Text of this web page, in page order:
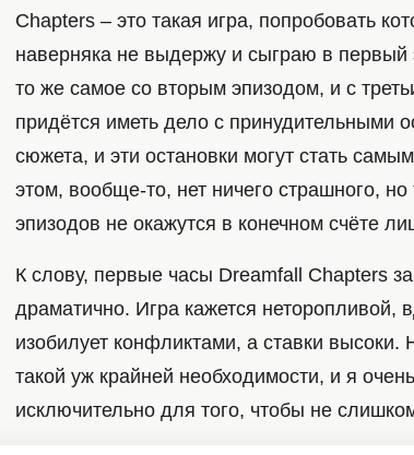
Chapters – это такая игра, попробовать
наверняка не выдержу и сыграю в первый
то же самое со вторым эпизодом, и с
придётся иметь дело с принудительными
сюжета, и эти остановки могут стать
этом, вообще-то, нет ничего страшного,
эпизодов не окажутся в конечном счёте
К слову, первые часы Dreamfall Chapters
драматично. Игра кажется неторопливой,
изобилует конфликтами, а ставки
такой уж крайней необходимости, и я
исключительно для того, чтобы не